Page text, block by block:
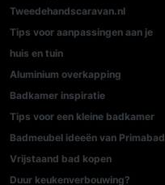
Tweedehandscaravan.nl
Tips voor aanpassingen aan je
huis en tuin
Aluminium overkapping
Badkamer inspiratie
Tips voor een kleine badkamer
Badmeubel ideeën van Primabad
Vrijstaand bad kopen
Duur keukenverbouwing?